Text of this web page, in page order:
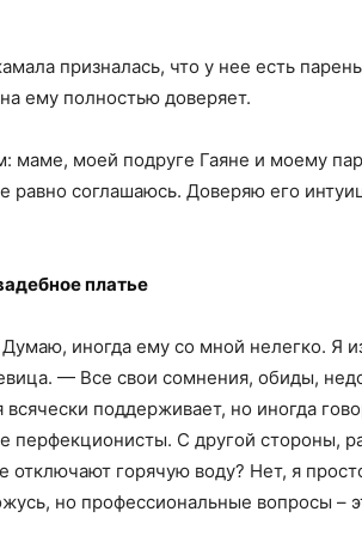
призналась, что у нее есть
ему полностью доверяет.
маме, моей подруге Гаяне и моему
равно соглашаюсь. Доверяю его
платье
иногда ему со мной нелегко. Я
— Все свои сомнения, обиды,
поддерживает, но иногда
перфекционисты. С другой стороны,
отключают горячую воду? Нет, я
но профессиональные вопросы –